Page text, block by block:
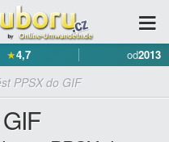
★4,7 od2013
PPSX do GIF